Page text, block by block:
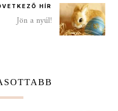
HÍR
Jön a nyúl!